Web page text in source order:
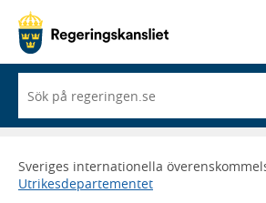
du
börjar
skriva
framträder
en
Sveriges internationella
Utrikesdepartementet